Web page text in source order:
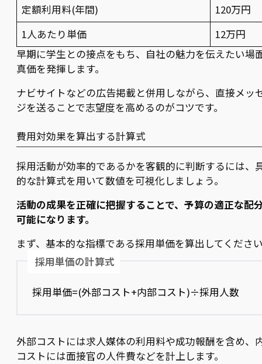
定額利用料(年間)
120万円
1人あたり単価
12万円
早期に学生との接点をもち、自社の魅力を伝えたい場
真価を発揮します。
ナビサイトなどの広告掲載と併用しながら、直接メッ
ジを送ることで志望度を高めるのがコツです。
費用対効果を算出する計算式
採用活動が効率的であるかを客観的に判断するには、
的な計算式を用いて数値を可視化しましょう。
活動の成果を正確に把握することで、予算の適正な配
可能になります。
まず、基本的な指標である採用単価を算出してくださ
採用単価の計算式
採用単価=(外部コスト+内部コスト)÷採用人数
外部コストには求人媒体の利用料や成功報酬を含め、
コストには面接官の人件費などを計上します。